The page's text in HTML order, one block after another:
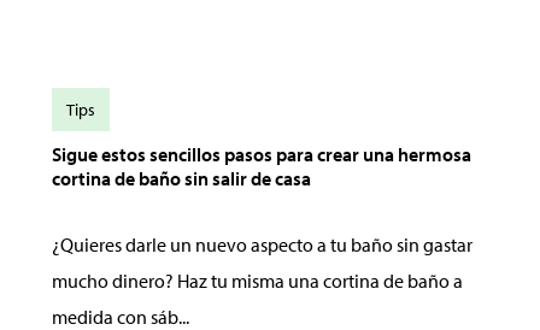
Sigue estos sencillos pasos para crear una hermosa
cortina de baño sin salir de casa
¿Quieres darle un nuevo aspecto a tu baño sin gastar
mucho dinero? Haz tu misma una cortina de baño a
medida con sáb...
Tips